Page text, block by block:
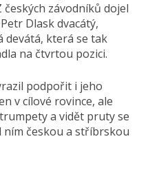
závodníků dojel
Dlask dvacátý,
devátá, která se tak
na čtvrtou pozici.
podpořit i jeho
v cílové rovince, ale
a vidět pruty se
českou a stříbrskou